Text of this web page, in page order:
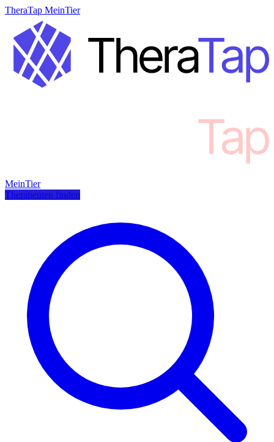
TheraTap MeinTier
MeinTier
Therapeuten finden